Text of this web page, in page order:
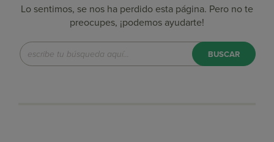
Lo sentimos, se nos ha perdido esta página. Pero no te
preocupes, ¡podemos ayudarte!